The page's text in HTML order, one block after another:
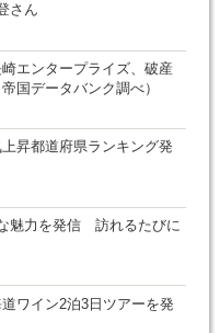
さん
エンタープライズ、破産
国データバンク調べ）
昇都道府県ランキング発
魅力を発信 訪れるたびに
ワイン2泊3日ツアーを発